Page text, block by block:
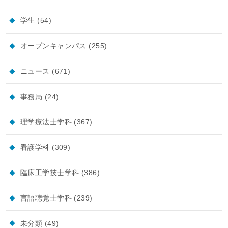
学生 (54)
オープンキャンパス (255)
ニュース (671)
事務局 (24)
理学療法士学科 (367)
看護学科 (309)
臨床工学技士学科 (386)
言語聴覚士学科 (239)
未分類 (49)